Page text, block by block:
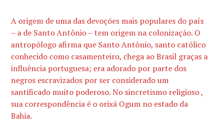
A origem de uma das devoções mais populares do país
– a de Santo Antônio – tem origem na colonização. O
antropólogo afirma que Santo Antônio, santo católico
conhecido como casamenteiro, chega ao Brasil graças a
influência portuguesa; era adorado por parte dos
negros escravizados por ser considerado um
santificado muito poderoso. No sincretismo religioso ,
sua correspondência é o orixá Ogum no estado da
Bahia.